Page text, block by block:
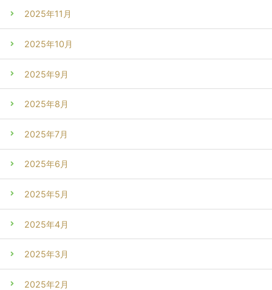
2025年11月
2025年10月
2025年9月
2025年8月
2025年7月
2025年6月
2025年5月
2025年4月
2025年3月
2025年2月